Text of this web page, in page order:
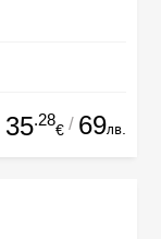
35.28
€ / 69лв.